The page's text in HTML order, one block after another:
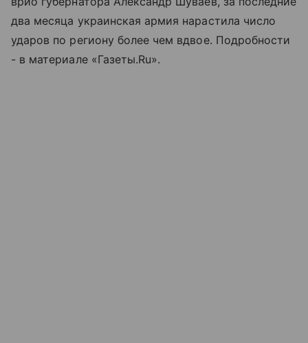
два месяца украинская армия нарастила число
ударов по региону более чем вдвое. Подробности
- в материале «Газеты.Ru».